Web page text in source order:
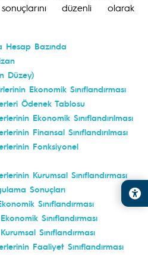
düzenli olarak
Bazında
Düzey)
Ekonomik Sınıflandırması
Ödenek Tablosu
Ekonomik Sınıflandırılması
Finansal Sınıflandırılması
Fonksiyonel
Kurumsal Sınıflandırması
Sonuçları
Sınıflandırması
Sınıflandırması
Sınıflandırması
Faaliyet Sınıflandırması